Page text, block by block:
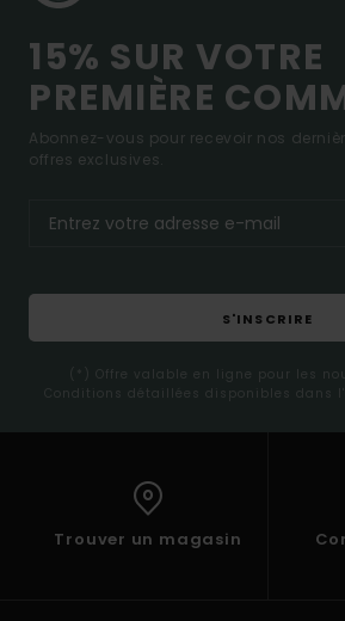
15% SUR VOTRE
PREMIÈRE
Abonnez-vous pour recevoir nos
offres exclusives.
S'INSCRIRE
(*) Offre valable en ligne pour les
Conditions détaillées disponibles dans
Trouver un magasin